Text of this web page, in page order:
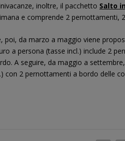
inoltre, il pacchetto Salto
e comprende 2 pernottamenti,
poi, da marzo a maggio viene
a persona (tasse incl.) include 2
A seguire, da maggio a
con 2 pernottamenti a bordo delle